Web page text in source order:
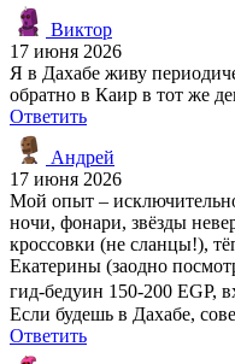
Виктор
17 июня 2026
Я в Дахабе живу
обратно в Каир в тот же
Ответить
Андрей
17 июня 2026
Мой опыт –
ночи, фонари, звёзды
кроссовки (не сланцы!),
Екатерины (заодно
гид-бедуин 150-200 EGP,
Если будешь в Дахабе,
Ответить